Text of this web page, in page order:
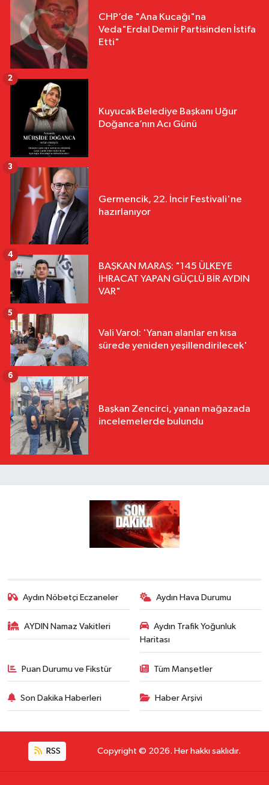
CHP’de "Ana Kucağı"na
Veda"Erdal Demir Partisinden İstifa
Etti"
Kuyucak Belediye Başkanı Uğur
Doğanca’nın Acı Günü
2
Germencik, 22. İncir Festivali'ne
hazırlanıyor
3
BAŞKAN MARAŞ: "145 ÜLKEYE
İHRACAT YAPAN GÜÇLÜ BİR AYDIN
VAR"
4
Vali Varol: 'Yanan alanlar en kısa
sürede yeniden yeşillendirilecek'
5
Başkan Zencirci, yanan mağazada
incelemelerde bulundu
6
Aydın Nöbetçi Eczaneler Aydın Hava Durumu
AYDIN Namaz Vakitleri
Aydın Trafik Yoğunluk
Haritası
Puan Durumu ve Fikstür Tüm Manşetler
Son Dakika Haberleri Haber Arşivi
RSS Copyright © 2026. Her hakkı saklıdır.